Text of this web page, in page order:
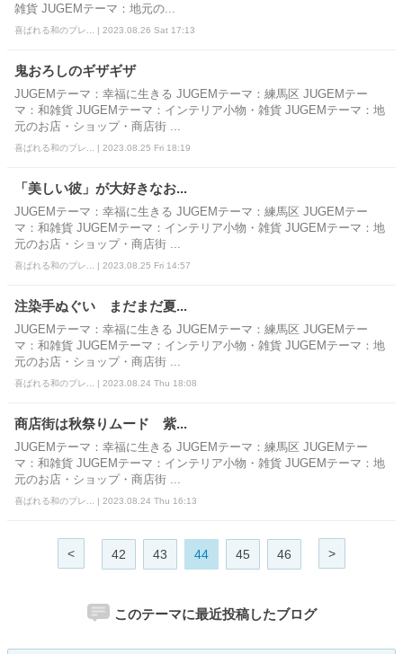
雑貨 JUGEMテーマ：地元の...
喜ばれる和のプレ... | 2023.08.26 Sat 17:13
鬼おろしのギザギザ
JUGEMテーマ：幸福に生きる JUGEMテーマ：練馬区 JUGEMテー
マ：和雑貨 JUGEMテーマ：インテリア小物・雑貨 JUGEMテーマ：地
元のお店・ショップ・商店街 ...
喜ばれる和のプレ... | 2023.08.25 Fri 18:19
「美しい彼」が大好きなお...
JUGEMテーマ：幸福に生きる JUGEMテーマ：練馬区 JUGEMテー
マ：和雑貨 JUGEMテーマ：インテリア小物・雑貨 JUGEMテーマ：地
元のお店・ショップ・商店街 ...
喜ばれる和のプレ... | 2023.08.25 Fri 14:57
注染手ぬぐい まだまだ夏...
JUGEMテーマ：幸福に生きる JUGEMテーマ：練馬区 JUGEMテー
マ：和雑貨 JUGEMテーマ：インテリア小物・雑貨 JUGEMテーマ：地
元のお店・ショップ・商店街 ...
喜ばれる和のプレ... | 2023.08.24 Thu 18:08
商店街は秋祭りムード 紫...
JUGEMテーマ：幸福に生きる JUGEMテーマ：練馬区 JUGEMテー
マ：和雑貨 JUGEMテーマ：インテリア小物・雑貨 JUGEMテーマ：地
元のお店・ショップ・商店街 ...
喜ばれる和のプレ... | 2023.08.24 Thu 16:13
< 42 43 44 45 46 >
このテーマに最近投稿したブログ